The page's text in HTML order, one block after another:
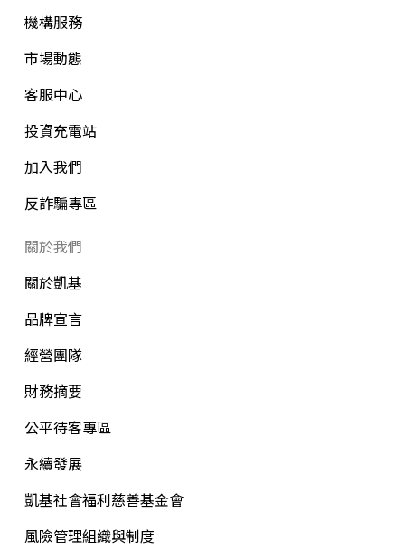
機構服務
市場動態
客服中心
投資充電站
加入我們
反詐騙專區
關於我們
關於凱基
品牌宣言
經營團隊
財務摘要
公平待客專區
永續發展
凱基社會福利慈善基金會
風險管理組織與制度